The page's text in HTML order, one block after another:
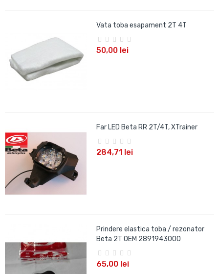
Vata toba esapament 2T 4T
50,00 lei
Far LED Beta RR 2T/4T, XTrainer
284,71 lei
Prindere elastica toba / rezonator
Beta 2T OEM 2891943000
65,00 lei